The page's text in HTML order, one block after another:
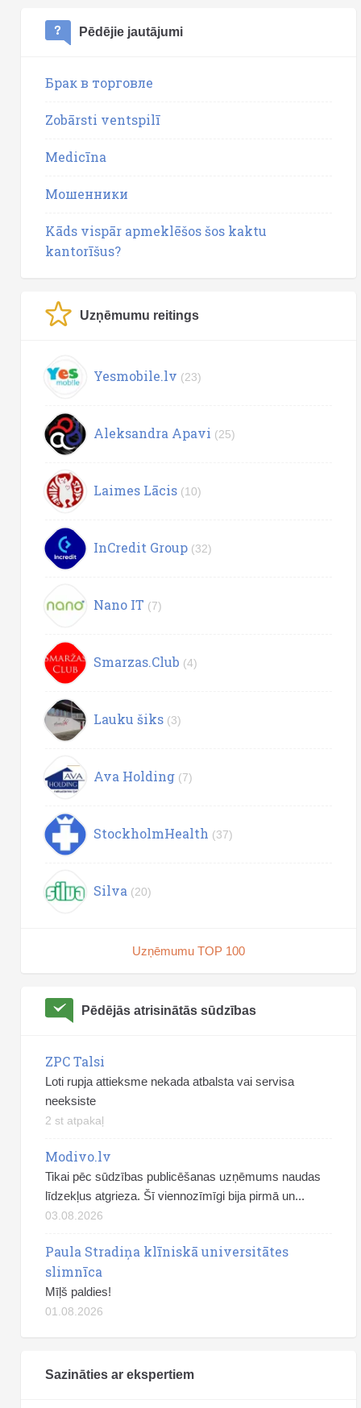
Pēdējie jautājumi
Брак в торговле
Zobārsti ventspilī
Medicīna
Мошенники
Kāds vispār apmeklēšos šos kaktu
kantorīšus?
Uzņēmumu reitings
Yesmobile.lv (23)
Aleksandra Apavi (25)
Laimes Lācis (10)
InCredit Group (32)
Nano IT (7)
Smarzas.Club (4)
Lauku šiks (3)
Ava Holding (7)
StockholmHealth (37)
Silva (20)
Uzņēmumu TOP 100
Pēdējās atrisinātās sūdzības
ZPC Talsi
Loti rupja attieksme nekada atbalsta vai servisa
neeksiste
2 st atpakaļ
Modivo.lv
Tikai pēc sūdzības publicēšanas uzņēmums naudas
līdzekļus atgrieza. Šī viennozīmīgi bija pirmā un...
03.08.2026
Paula Stradiņa klīniskā universitātes
slimnīca
Mīļš paldies!
01.08.2026
Sazināties ar ekspertiem